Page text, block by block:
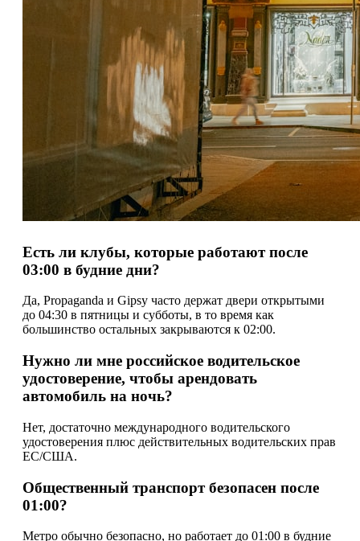
Есть ли клубы, которые работают после
03:00 в будние дни?
Да, Propaganda и Gipsy часто держат двери открытыми
до 04:30 в пятницы и субботы, в то время как
большинство остальных закрываются к 02:00.
Нужно ли мне российское водительское
удостоверение, чтобы арендовать
автомобиль на ночь?
Нет, достаточно международного водительского
удостоверения плюс действительных водительских прав
ЕС/США.
Общественный транспорт безопасен после
01:00?
Метро обычно безопасно, но работает до 01:00 в будние